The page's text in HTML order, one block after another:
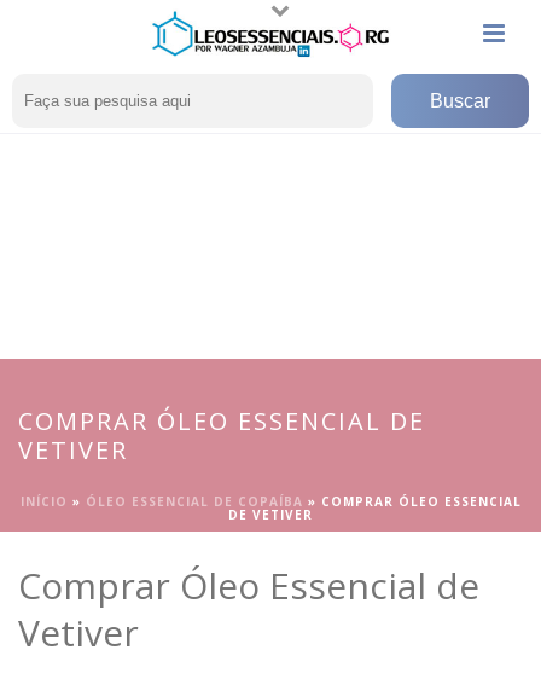
COMPRAR ÓLEO ESSENCIAL DE
VETIVER
INÍCIO » ÓLEO ESSENCIAL DE COPAÍBA » COMPRAR ÓLEO ESSENCIAL
DE VETIVER
Comprar Óleo Essencial de
Vetiver